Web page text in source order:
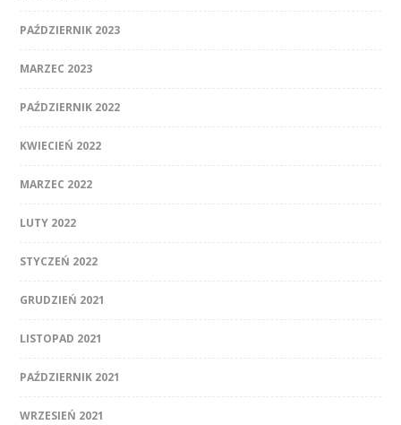
PAŹDZIERNIK 2023
MARZEC 2023
PAŹDZIERNIK 2022
KWIECIEŃ 2022
MARZEC 2022
LUTY 2022
STYCZEŃ 2022
GRUDZIEŃ 2021
LISTOPAD 2021
PAŹDZIERNIK 2021
WRZESIEŃ 2021